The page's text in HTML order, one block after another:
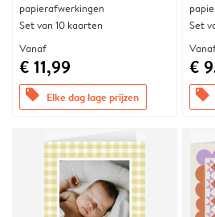
papierafwerkingen
Set van 10 kaarten
Vanaf
€ 11,99
offers Elke dag lage prijzen
Set
€
offers